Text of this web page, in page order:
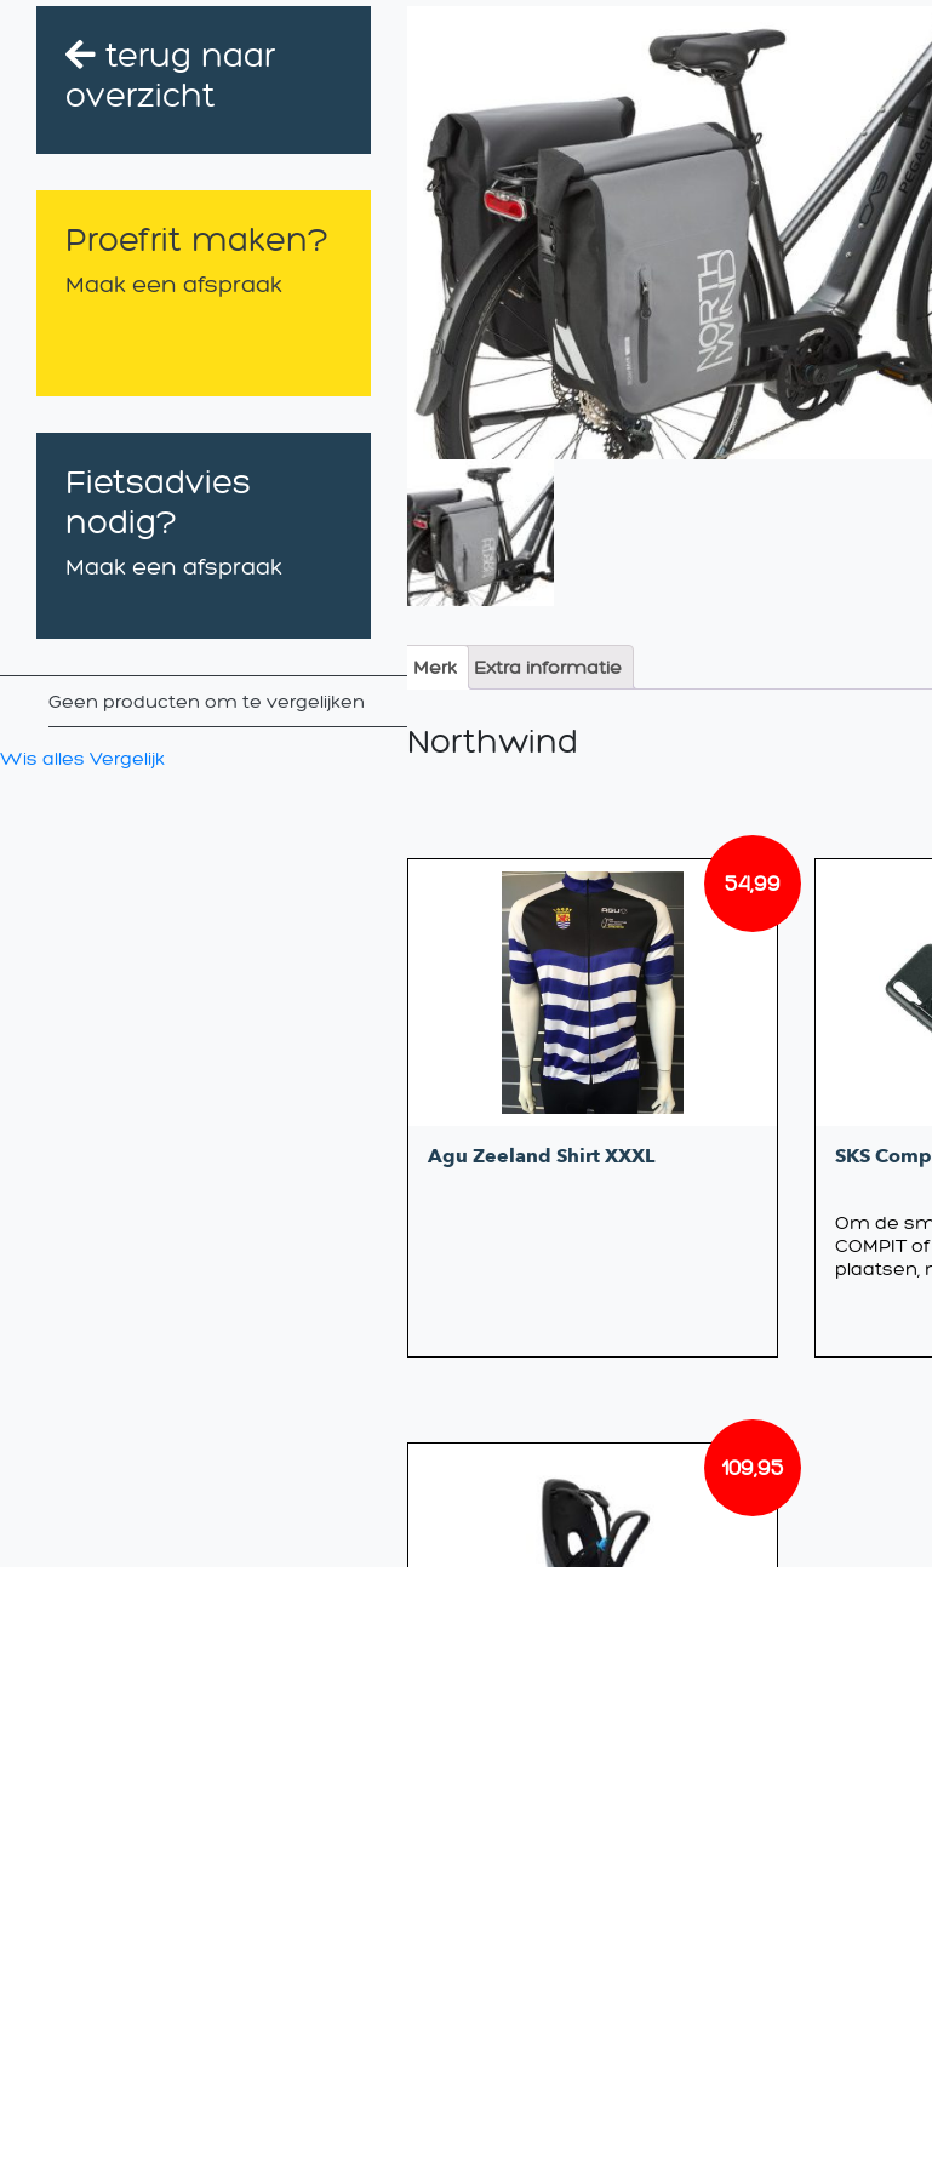
terug naar
overzicht
Proefrit maken?
Maak een afspraak
Fietsadvies
nodig?
Maak een afspraak
Geen producten om te vergelijken
Wis alles Vergelijk
Merk Extra informatie
Northwind
Agu Zeeland Shirt XXXL
54,99
SKS
Om de
COMPIT
plaatsen,
109,95